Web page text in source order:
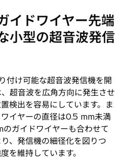
イドワイヤー先端
小型の超音波発信
付け可能な超音波発信機を開
超音波を広角方向に発生させ
検出を容易にしています。ま
イヤーの直径は0.5 mm未満
ガイドワイヤーも合わせて
、発信機の細径化を図りつ
を維持しています。